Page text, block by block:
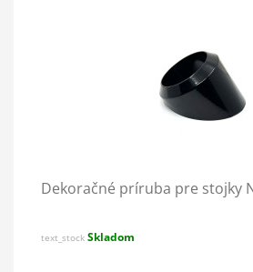
Dekoračné príruba pre stojky
text_stock Skladom